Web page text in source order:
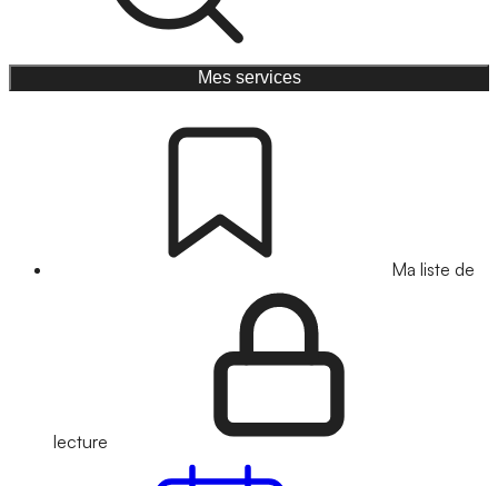
Mes services
Ma liste de
lecture